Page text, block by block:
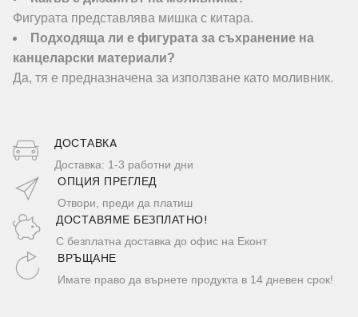
Фигурата представлява мишка с китара.
Подходяща ли е фигурата за съхранение на
канцеларски материали?
Да, тя е предназначена за използване като моливник.
ДОСТАВКA
Доставка: 1-3 работни дни
ОПЦИЯ ПРЕГЛЕД
Отвори, преди да платиш
ДОСТАВЯМЕ БЕЗПЛАТНО!
С безплатна доставка до офис на Еконт
ВРЪЩАНЕ
Имате право да върнете продукта в 14 дневен срок!